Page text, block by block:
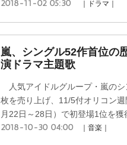
2018-11-02 05:30 ｜ドラマ｜
嵐、シングル52作首位
演ドラマ主題歌
人気アイドルグループ・嵐の
枚を売り上げ、11/5付オリコン
月22日～28日）で初登場1位を
2018-10-30 04:00 ｜音楽｜